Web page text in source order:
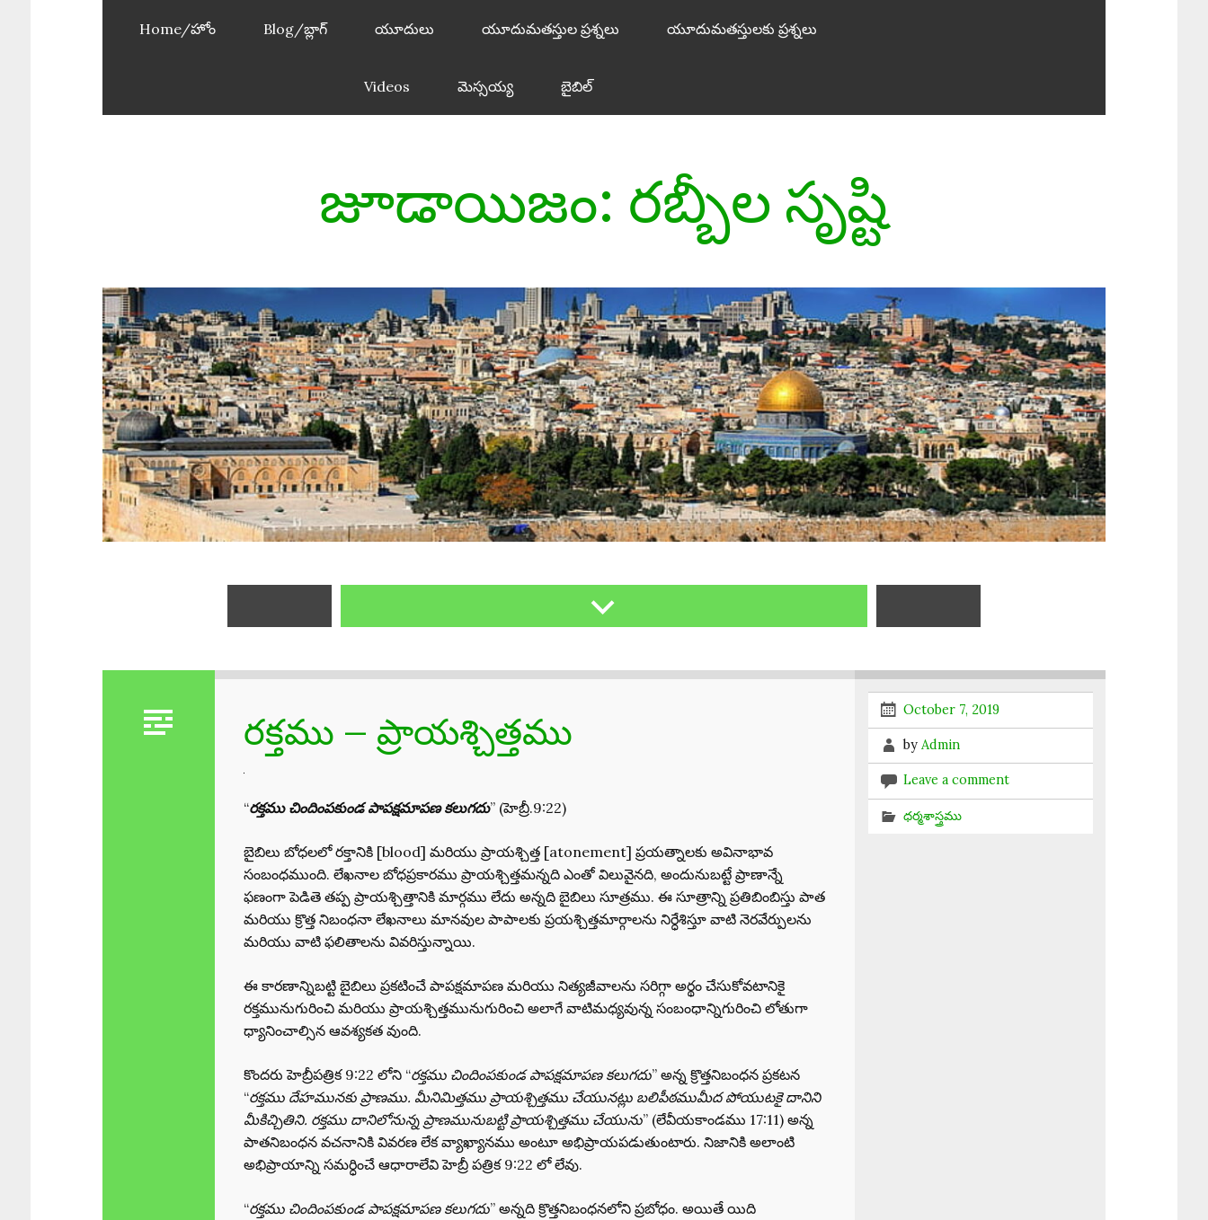
Home/హోం Blog/బ్లాగ్ యూదులు యూదుమతస్తుల ప్రశ్నలు యూదుమతస్తులకు ప్రశ్నలు
Videos మెస్సయ్య బైబిల్
జూడాయిజం: రబ్బీల సృష్టి
రక్తము – ప్రాయశ్చిత్తము
“రక్తము చిందింపకుండ పాపక్షమాపణ కలుగదు” (హెబ్రీ.9:22)
బైబిలు బోధలలో రక్తానికి [blood] మరియు ప్రాయశ్చిత్త [atonement] ప్రయత్నాలకు అవినాభావ
సంబంధముంది. లేఖనాల బోధప్రకారము ప్రాయశ్చిత్తమన్నది ఎంతో విలువైనది, అందునుబట్టే ప్రాణాన్నే
ఫణంగా పెడితె తప్ప ప్రాయశ్చిత్తానికి మార్గము లేదు అన్నది బైబిలు సూత్రము. ఈ సూత్రాన్ని ప్రతిబింబిస్తు పాత
మరియు క్రొత్త నిబంధనా లేఖనాలు మానవుల పాపాలకు ప్రయశ్చిత్తమార్గాలను నిర్ధేశిస్తూ వాటి నెరవేర్పులను
మరియు వాటి ఫలితాలను వివరిస్తున్నాయి.
ఈ కారణాన్నిబట్టి బైబిలు ప్రకటించే పాపక్షమాపణ మరియు నిత్యజీవాలను సరిగ్గా అర్థం చేసుకోవటానికై
రక్తమునుగురించి మరియు ప్రాయశ్చిత్తమునుగురించి అలాగే వాటిమధ్యవున్న సంబంధాన్నిగురించి లోతుగా
ధ్యానించాల్సిన ఆవశ్యకత వుంది.
కొందరు హెబ్రీపత్రిక 9:22 లోని “రక్తము చిందింపకుండ పాపక్షమాపణ కలుగదు” అన్న క్రొత్తనిబంధన ప్రకటన
“రక్తము దేహమునకు ప్రాణము. మీనిమిత్తము ప్రాయశ్చిత్తము చేయునట్లు బలిపీఠముమీద పోయుటకై దానిని
మీకిచ్చితిని. రక్తము దానిలోనున్న ప్రాణమునుబట్టి ప్రాయశ్చిత్తము చేయును” (లేవీయకాండము 17:11) అన్న
పాతనిబంధన వచనానికి వివరణ లేక వ్యాఖ్యానము అంటూ అభిప్రాయపడుతుంటారు. నిజానికి అలాంటి
అభిప్రాయాన్ని సమర్ధించే ఆధారాలేవి హెబ్రీ పత్రిక 9:22 లో లేవు.
“రక్తము చిందింపకుండ పాపక్షమాపణ కలుగదు” అన్నది క్రొత్తనిబంధనలోని ప్రబోధం. అయితే యిది
October 7, 2019
by Admin
Leave a comment
ధర్మశాస్త్రము